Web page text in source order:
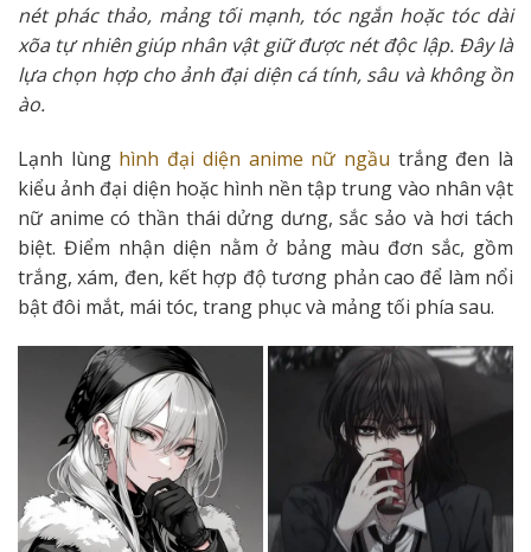
nét phác thảo, mảng tối mạnh, tóc ngắn hoặc tóc dài
xõa tự nhiên giúp nhân vật giữ được nét độc lập. Đây là
lựa chọn hợp cho ảnh đại diện cá tính, sâu và không ồn
ào.
Lạnh lùng hình đại diện anime nữ ngầu trắng đen là
kiểu ảnh đại diện hoặc hình nền tập trung vào nhân vật
nữ anime có thần thái dửng dưng, sắc sảo và hơi tách
biệt. Điểm nhận diện nằm ở bảng màu đơn sắc, gồm
trắng, xám, đen, kết hợp độ tương phản cao để làm nổi
bật đôi mắt, mái tóc, trang phục và mảng tối phía sau.